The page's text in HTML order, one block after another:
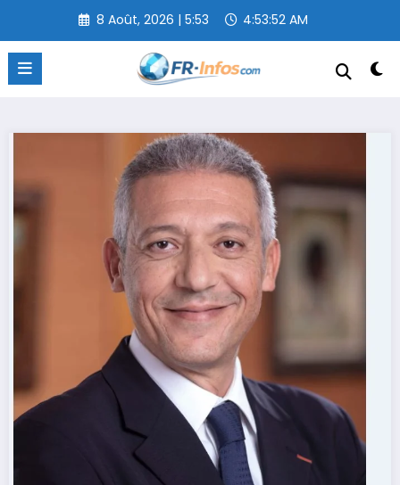
contenu
8 Août, 2026 | 5:53 4:53:53 AM